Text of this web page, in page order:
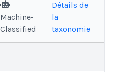
Machine-
Classified
Détails de
la
taxonomie